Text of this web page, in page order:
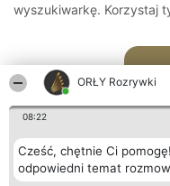
ORŁY Rozrywki
08:22
Cześć, chętnie Ci
odpowiedni temat
wyszukiwarkę. Korzystaj